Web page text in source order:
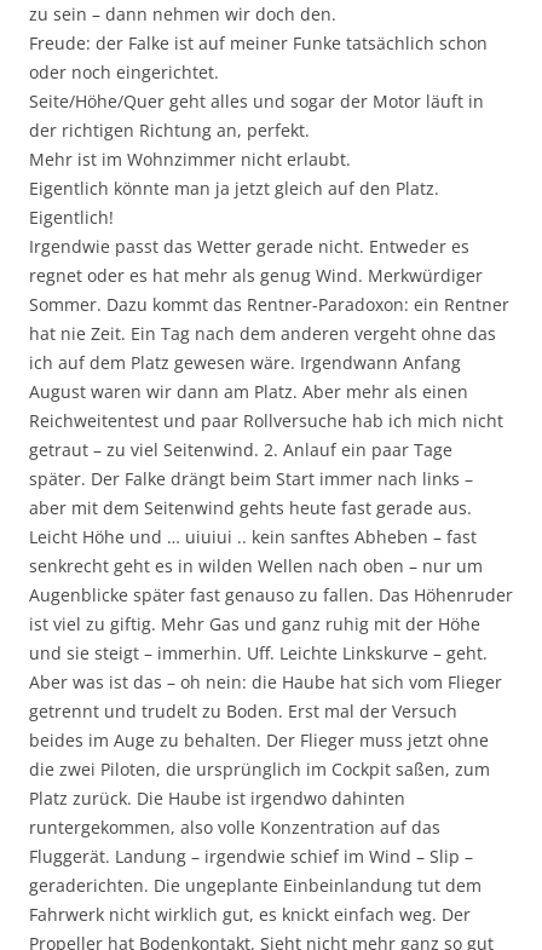
zu sein – dann nehmen wir doch den.
Freude: der Falke ist auf meiner Funke tatsächlich schon
oder noch eingerichtet.
Seite/Höhe/Quer geht alles und sogar der Motor läuft in
der richtigen Richtung an, perfekt.
Mehr ist im Wohnzimmer nicht erlaubt.
Eigentlich könnte man ja jetzt gleich auf den Platz.
Eigentlich!
Irgendwie passt das Wetter gerade nicht. Entweder es
regnet oder es hat mehr als genug Wind. Merkwürdiger
Sommer. Dazu kommt das Rentner-Paradoxon: ein Rentner
hat nie Zeit. Ein Tag nach dem anderen vergeht ohne das
ich auf dem Platz gewesen wäre. Irgendwann Anfang
August waren wir dann am Platz. Aber mehr als einen
Reichweitentest und paar Rollversuche hab ich mich nicht
getraut – zu viel Seitenwind. 2. Anlauf ein paar Tage
später. Der Falke drängt beim Start immer nach links –
aber mit dem Seitenwind gehts heute fast gerade aus.
Leicht Höhe und … uiuiui .. kein sanftes Abheben – fast
senkrecht geht es in wilden Wellen nach oben – nur um
Augenblicke später fast genauso zu fallen. Das Höhenruder
ist viel zu giftig. Mehr Gas und ganz ruhig mit der Höhe
und sie steigt – immerhin. Uff. Leichte Linkskurve – geht.
Aber was ist das – oh nein: die Haube hat sich vom Flieger
getrennt und trudelt zu Boden. Erst mal der Versuch
beides im Auge zu behalten. Der Flieger muss jetzt ohne
die zwei Piloten, die ursprünglich im Cockpit saßen, zum
Platz zurück. Die Haube ist irgendwo dahinten
runtergekommen, also volle Konzentration auf das
Fluggerät. Landung – irgendwie schief im Wind – Slip –
geraderichten. Die ungeplante Einbeinlandung tut dem
Fahrwerk nicht wirklich gut, es knickt einfach weg. Der
Propeller hat Bodenkontakt. Sieht nicht mehr ganz so gut